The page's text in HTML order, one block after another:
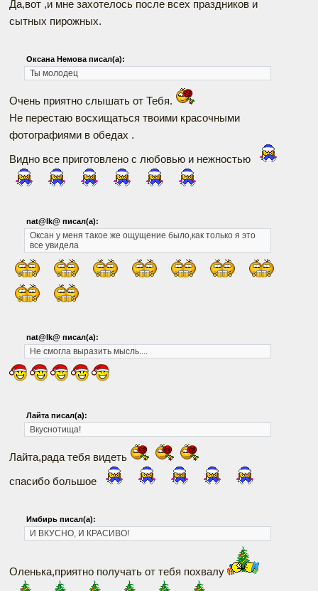
Да,вот ,и мне захотелось после всех праздников и
сытных пирожных.
Оксана Немова писал(а):
Ты молодец
Очень приятно слышать от Тебя.
Не перестаю восхищаться твоими красочными
фотографиями в обедах .
Видно все приготовлено с любовью и нежностью
nat@lk@ писал(а):
Оксан у меня такое же ощущение было,как только я это
все увидела
nat@lk@ писал(а):
Не смогла выразить мысль....
Лайта писал(а):
Вкуснотища!
Лайта,рада тебя видеть
спасибо большое
Имбирь писал(а):
И ВКУСНО, И КРАСИВО!
Оленька,приятно получать от тебя похвалу